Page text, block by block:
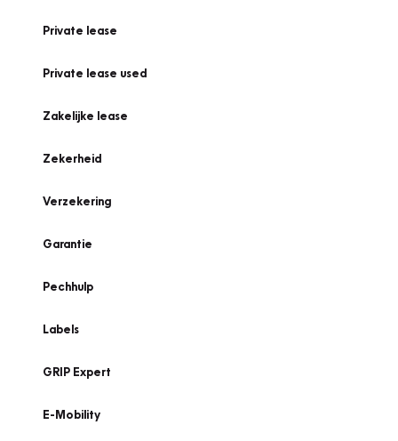
Private lease
Private lease used
Zakelijke lease
Zekerheid
Verzekering
Garantie
Pechhulp
Labels
GRIP Expert
E-Mobility